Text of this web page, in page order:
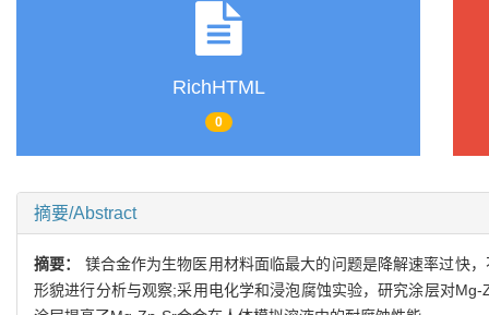
RichHTML
0
摘要/Abstract
摘要： 镁合金作为生物医用材料面临最大的问题是降解速率过快
形貌进行分析与观察;采用电化学和浸泡腐蚀实验，研究涂层对